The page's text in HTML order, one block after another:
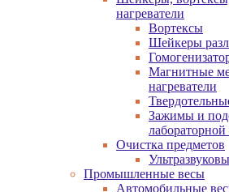
нагреватели
Вортексы
Шейкеры
Магнитные
нагреватели
Зажимы и
Очистка предметов
Промышленные весы
Автомобильные